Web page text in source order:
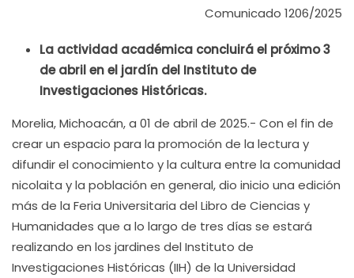
Comunicado 1206/2025
La actividad académica concluirá el próximo 3
de abril en el jardín del Instituto de
Investigaciones Históricas.
Morelia, Michoacán, a 01 de abril de 2025.- Con el fin de
crear un espacio para la promoción de la lectura y
difundir el conocimiento y la cultura entre la comunidad
nicolaita y la población en general, dio inicio una edición
más de la Feria Universitaria del Libro de Ciencias y
Humanidades que a lo largo de tres días se estará
realizando en los jardines del Instituto de
Investigaciones Históricas (IIH) de la Universidad